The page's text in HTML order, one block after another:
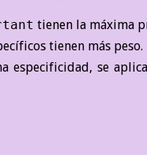
tienen la máxima
tienen más peso.
especificidad, se